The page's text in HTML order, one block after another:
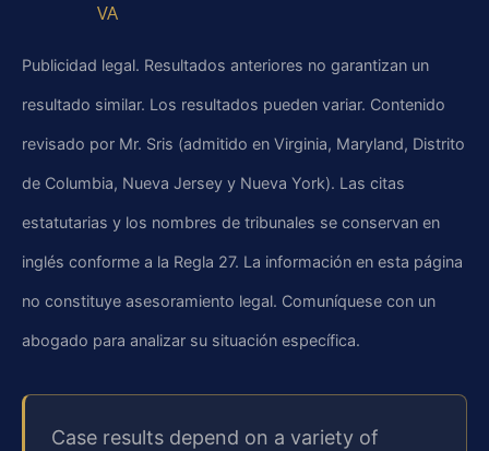
VA
Publicidad legal. Resultados anteriores no garantizan un
resultado similar. Los resultados pueden variar. Contenido
revisado por Mr. Sris (admitido en Virginia, Maryland, Distrito
de Columbia, Nueva Jersey y Nueva York). Las citas
estatutarias y los nombres de tribunales se conservan en
inglés conforme a la Regla 27. La información en esta página
no constituye asesoramiento legal. Comuníquese con un
abogado para analizar su situación específica.
Case results depend on a variety of